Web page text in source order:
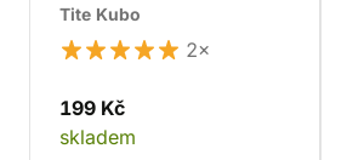
Tite Kubo
2×
199 Kč
skladem